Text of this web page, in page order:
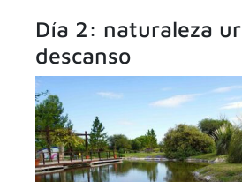
Día 2: naturaleza
descanso